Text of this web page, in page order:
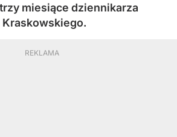
miesiące dziennikarza